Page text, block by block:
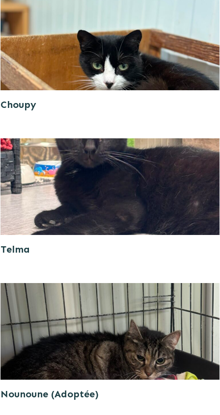
Choupy
Telma
Nounoune (Adoptée)